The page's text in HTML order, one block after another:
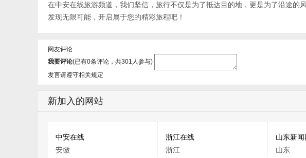
在中安在线旅游频道，我们坚信，旅行不仅是为了抵达目的地，更是为了沿途的
发现无限可能，开启属于您的精彩旅程吧！
网友评论
我要评论(已有0条评论，共301 人参与)
发言请遵守相关规定
新加入的网站
中安在线
安徽
浙江在线
浙江
山东新闻
山东